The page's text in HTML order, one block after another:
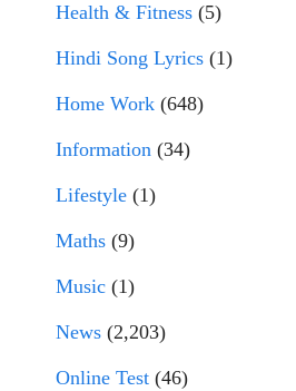
Health & Fitness (5)
Hindi Song Lyrics (1)
Home Work (648)
Information (34)
Lifestyle (1)
Maths (9)
Music (1)
News (2,203)
Online Test (46)